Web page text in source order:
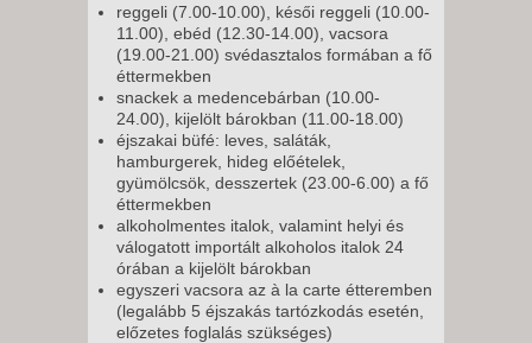
reggeli (7.00-10.00), késői reggeli (10.00-
11.00), ebéd (12.30-14.00), vacsora
(19.00-21.00) svédasztalos formában a fő
éttermekben
snackek a medencebárban (10.00-
24.00), kijelölt bárokban (11.00-18.00)
éjszakai büfé: leves, saláták,
hamburgerek, hideg előételek,
gyümölcsök, desszertek (23.00-6.00) a fő
éttermekben
alkoholmentes italok, valamint helyi és
válogatott importált alkoholos italok 24
órában a kijelölt bárokban
egyszeri vacsora az à la carte étteremben
(legalább 5 éjszakás tartózkodás esetén,
előzetes foglalás szükséges)